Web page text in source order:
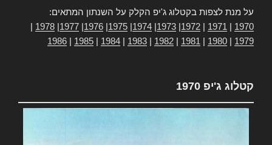
על מנת לצפות בקטלוג ג'יפ הקלק על השנתון המתאים:
1970
1971
1972
1973
1974
1975
1976
1977
1978
1979
1980
1981
1982
1983
1984
1985
1986
קטלוג ג'יפ 1970